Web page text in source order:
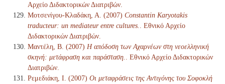
Αρχείο Διδακτορικών Διατριβών.
Μοτσενίγου-Κλαδάκη, Α. (2007) Constantin Karyotakis
traducteur: un mediateur entre cultures.
. Εθνικό Αρχείο
Διδακτορικών Διατριβών.
Μαντέλη, Β. (2007) Η απόδοση των Αχαρνέων στη νεοελληνική
σκηνή: μετάφραση και παράσταση.
. Εθνικό Αρχείο Διδακτορικών
Διατριβών.
Ρεμεδιάκη, Ι. (2007) Οι μεταφράσεις της Αντιγόνης του Σοφοκλή